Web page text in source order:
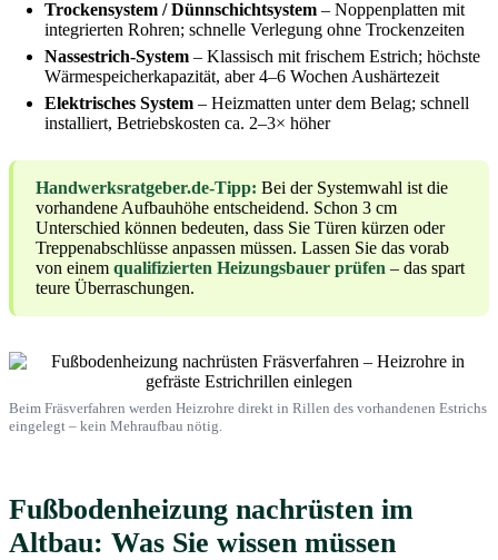
Trockensystem / Dünnschichtsystem – Noppenplatten mit
integrierten Rohren; schnelle Verlegung ohne Trockenzeiten
Nassestrich-System – Klassisch mit frischem Estrich; höchste
Wärmespeicherkapazität, aber 4–6 Wochen Aushärtezeit
Elektrisches System – Heizmatten unter dem Belag; schnell
installiert, Betriebskosten ca. 2–3× höher
Handwerksratgeber.de-Tipp: Bei der Systemwahl ist die
vorhandene Aufbauhöhe entscheidend. Schon 3 cm
Unterschied können bedeuten, dass Sie Türen kürzen oder
Treppenabschlüsse anpassen müssen. Lassen Sie das vorab
von einem qualifizierten Heizungsbauer prüfen – das spart
teure Überraschungen.
Beim Fräsverfahren werden Heizrohre direkt in Rillen des vorhandenen Estrichs
eingelegt – kein Mehraufbau nötig.
Fußbodenheizung nachrüsten im
Altbau: Was Sie wissen müssen